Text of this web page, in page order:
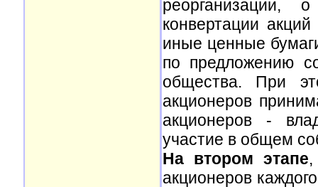
конвертации
иные ценные
по предложению
общества. При
акционеров
акционеров -
участие в общем
На втором этапе
акционеров